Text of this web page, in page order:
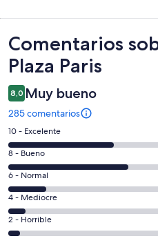
Comentarios
Comentarios
Plaza Paris
8,0 Muy bueno
285 comentarios
104
comentarios
de
un
total
de
285
con
10 - Excelente
116
comentarios
de
un
total
de
8 - Bueno
36
comentarios
de
un
total
6 - Normal
17
comentarios
de
4 - Mediocre
12
comentarios
2 - Horrible